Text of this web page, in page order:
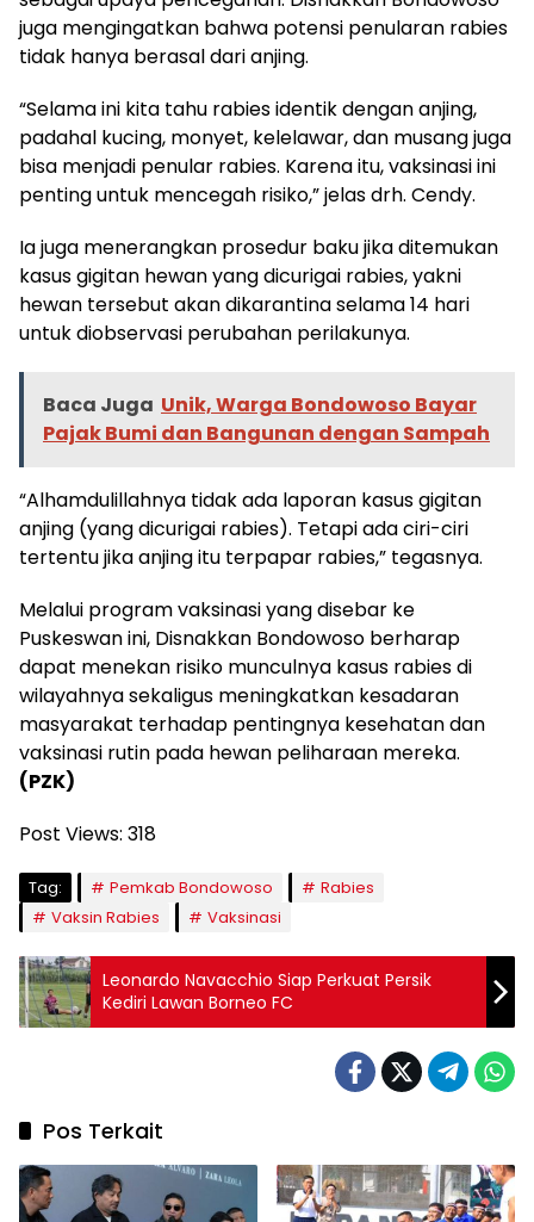
juga mengingatkan bahwa potensi penularan rabies
tidak hanya berasal dari anjing.
“Selama ini kita tahu rabies identik dengan anjing,
padahal kucing, monyet, kelelawar, dan musang juga
bisa menjadi penular rabies. Karena itu, vaksinasi ini
penting untuk mencegah risiko,” jelas drh. Cendy.
Ia juga menerangkan prosedur baku jika ditemukan
kasus gigitan hewan yang dicurigai rabies, yakni
hewan tersebut akan dikarantina selama 14 hari
untuk diobservasi perubahan perilakunya.
Baca Juga Unik, Warga Bondowoso Bayar
Pajak Bumi dan Bangunan dengan Sampah
“Alhamdulillahnya tidak ada laporan kasus gigitan
anjing (yang dicurigai rabies). Tetapi ada ciri-ciri
tertentu jika anjing itu terpapar rabies,” tegasnya.
Melalui program vaksinasi yang disebar ke
Puskeswan ini, Disnakkan Bondowoso berharap
dapat menekan risiko munculnya kasus rabies di
wilayahnya sekaligus meningkatkan kesadaran
masyarakat terhadap pentingnya kesehatan dan
vaksinasi rutin pada hewan peliharaan mereka.
(PZK)
Post Views: 318
Tag: Pemkab Bondowoso
Rabies
Vaksin Rabies
Vaksinasi
Leonardo Navacchio Siap Perkuat Persik
Kediri Lawan Borneo FC
Pos Terkait